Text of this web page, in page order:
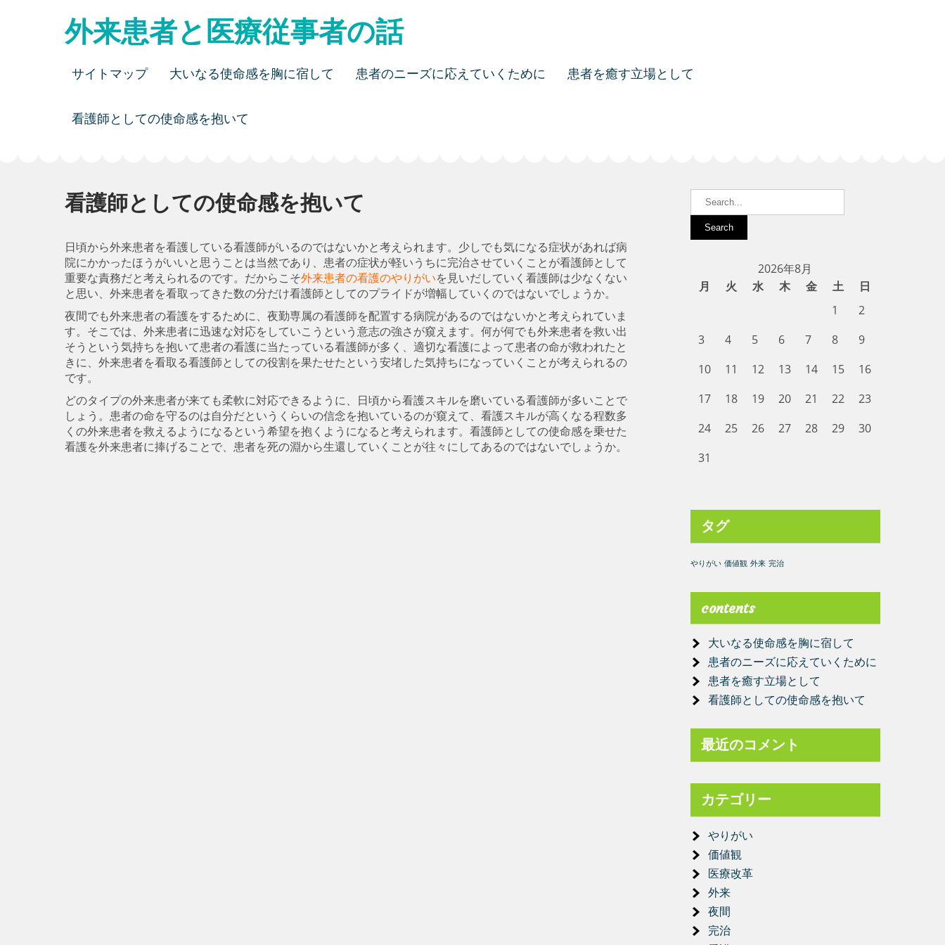
外来患者と医療従事者の話
サイトマップ 大いなる使命感を胸に宿して 患者のニーズに応えていくために 患者を癒す立場として
看護師としての使命感を抱いて
看護師としての使命感を抱いて
日頃から外来患者を看護している看護師がいるのではないかと考えられます。少しでも気になる症状があれば病
院にかかったほうがいいと思うことは当然であり、患者の症状が軽いうちに完治させていくことが看護師として
重要な責務だと考えられるのです。だからこそ外来患者の看護のやりがいを見いだしていく看護師は少なくない
と思い、外来患者を看取ってきた数の分だけ看護師としてのプライドが増幅していくのではないでしょうか。
夜間でも外来患者の看護をするために、夜勤専属の看護師を配置する病院があるのではないかと考えられていま
す。そこでは、外来患者に迅速な対応をしていこうという意志の強さが窺えます。何が何でも外来患者を救い出
そうという気持ちを抱いて患者の看護に当たっている看護師が多く、適切な看護によって患者の命が救われたと
きに、外来患者を看取る看護師としての役割を果たせたという安堵した気持ちになっていくことが考えられるの
です。
どのタイプの外来患者が来ても柔軟に対応できるように、日頃から看護スキルを磨いている看護師が多いことで
しょう。患者の命を守るのは自分だというくらいの信念を抱いているのが窺えて、看護スキルが高くなる程数多
くの外来患者を救えるようになるという希望を抱くようになると考えられます。看護師としての使命感を乗せた
看護を外来患者に捧げることで、患者を死の淵から生還していくことが往々にしてあるのではないでしょうか。
2026年8月
月
火 水 木 金 土
日
1
2
3
4 5 6 7 8
9
10
11 12 13 14 15
16
17
18 19 20 21 22
23
24
25 26 27 28 29
30
31
タグ
やりがい 価値観 外来 完治
contents
大いなる使命感を胸に宿して
患者のニーズに応えていくために
患者を癒す立場として
看護師としての使命感を抱いて
最近のコメント
カテゴリー
やりがい
価値観
医療改革
外来
夜間
完治